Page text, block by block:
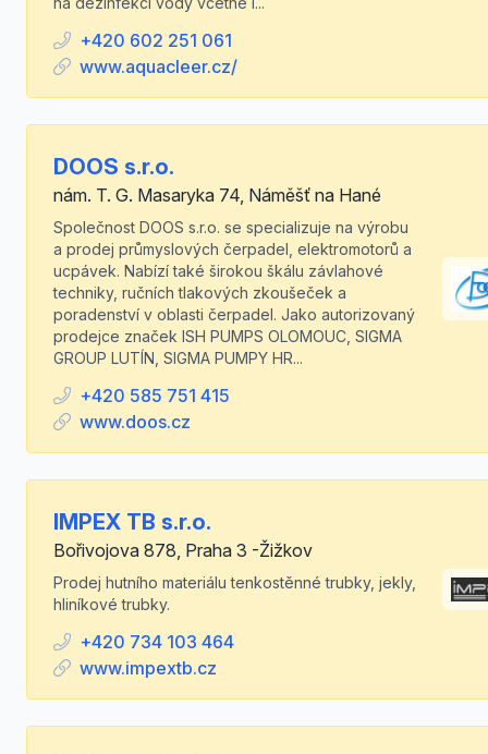
+420 602 251 061
www.aquacleer.cz/
DOOS s.r.o.
nám. T. G. Masaryka 74, Náměšť na Hané
Společnost DOOS s.r.o. se specializuje na výrobu
a prodej průmyslových čerpadel, elektromotorů a
ucpávek. Nabízí také širokou škálu závlahové
techniky, ručních tlakových zkoušeček a
poradenství v oblasti čerpadel. Jako autorizovaný
prodejce značek ISH PUMPS OLOMOUC, SIGMA
GROUP LUTÍN, SIGMA PUMPY HR...
+420 585 751 415
www.doos.cz
IMPEX TB s.r.o.
Bořivojova 878, Praha 3 -Žižkov
Prodej hutního materiálu tenkostěnné trubky, jekly,
hliníkové trubky.
+420 734 103 464
www.impextb.cz